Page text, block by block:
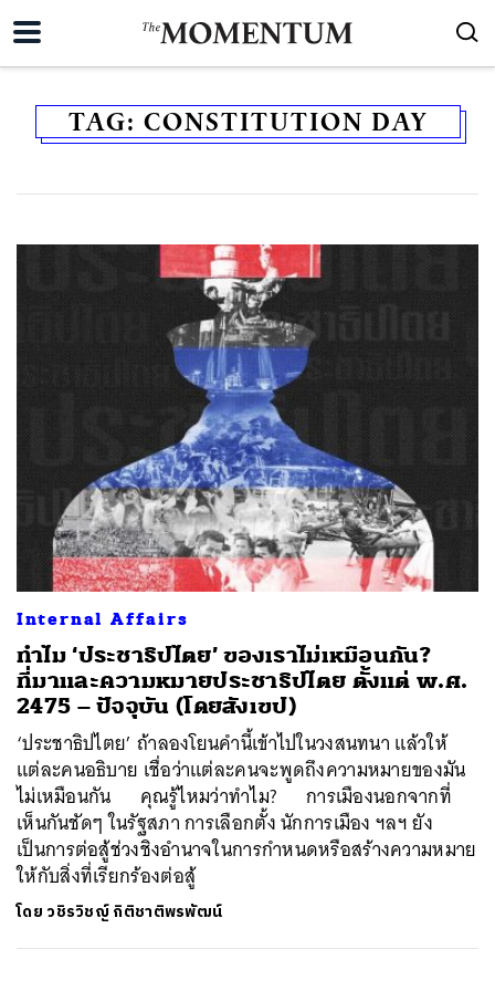
TAG: CONSTITUTION DAY
Internal Affairs
ทำไม ‘ประชาธิปไตย’ ของเราไม่เหมือนกัน?
ที่มาและความหมายประชาธิปไตย ตั้งแต่ พ.ศ.
2475 – ปัจจุบัน (โดยสังเขป)
‘ประชาธิปไตย’ ถ้าลองโยนคำนี้เข้าไปในวงสนทนา แล้วให้
แต่ละคนอธิบาย เชื่อว่าแต่ละคนจะพูดถึงความหมายของมัน
ไม่เหมือนกัน คุณรู้ไหมว่าทำไม? การเมืองนอกจากที่
เห็นกันชัดๆ ในรัฐสภา การเลือกตั้ง นักการเมือง ฯลฯ ยัง
เป็นการต่อสู้ช่วงชิงอำนาจในการกำหนดหรือสร้างความหมาย
ให้กับสิ่งที่เรียกร้องต่อสู้
โดยวชิรวิชญ์ กิติชาติพรพัฒน์
ค้นหา
SHARE TWEET